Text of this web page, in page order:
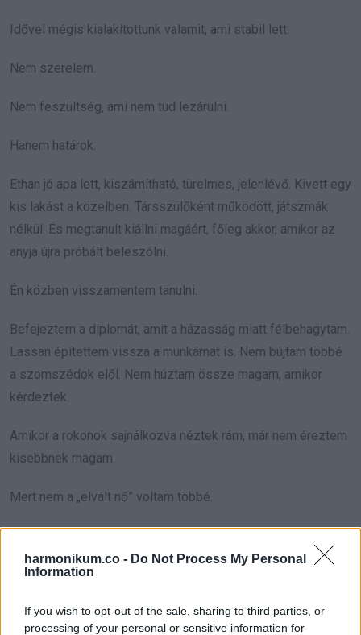
harmonikum.co - Do Not Process My Personal
Information
If you wish to opt-out of the sale, sharing to third parties, or
processing of your personal or sensitive information for
Idővel mégis kialakítottunk valamit, ami stabil lett.
Nem szerelem.
Nem feszültség, ami nem tud lezárulni.
Hanem határok.
Ethan jó apa lett, kiszámítható, türelmes, jelenlévő. Kivett egy
kis lakást a közelben. Társszülőként működött, játszmák
nélkül. És megtanult kiállni magáért, főleg akkor, amikor az
anyja újra próbált beleszólni.
Én közben visszamentem tanulni.
Befejeztem a diplomát, amit a házasság miatt félbehagytam.
Lassan építettem vissza a munkámat is. Nem bújtam többé
a szomszédok elől. Nem húztam össze magam, amikor
kérdeztek.
Amikor a rokonok sajnálkozva néztek rám, már nem éreztem
kisebbnek magam.
Mert nem a „elvált nő” voltam többé.
választottam magamat.
az első lépéseit közöttünk.